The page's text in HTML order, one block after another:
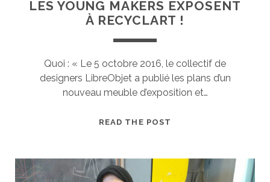
LES YOUNG MAKERS EXPOSENT
À RECYCLART !
Quoi : « Le 5 octobre 2016, le collectif de
designers LibreObjet a publié les plans d’un
nouveau meuble d’exposition et…
READ THE POST
EXPOSENT